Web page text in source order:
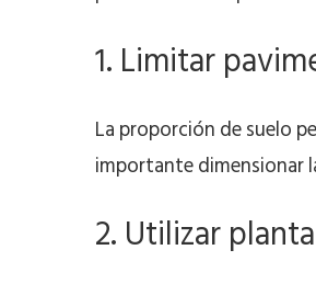
1. Limitar
La proporción de suelo
importante dimensionar
2. Utilizar